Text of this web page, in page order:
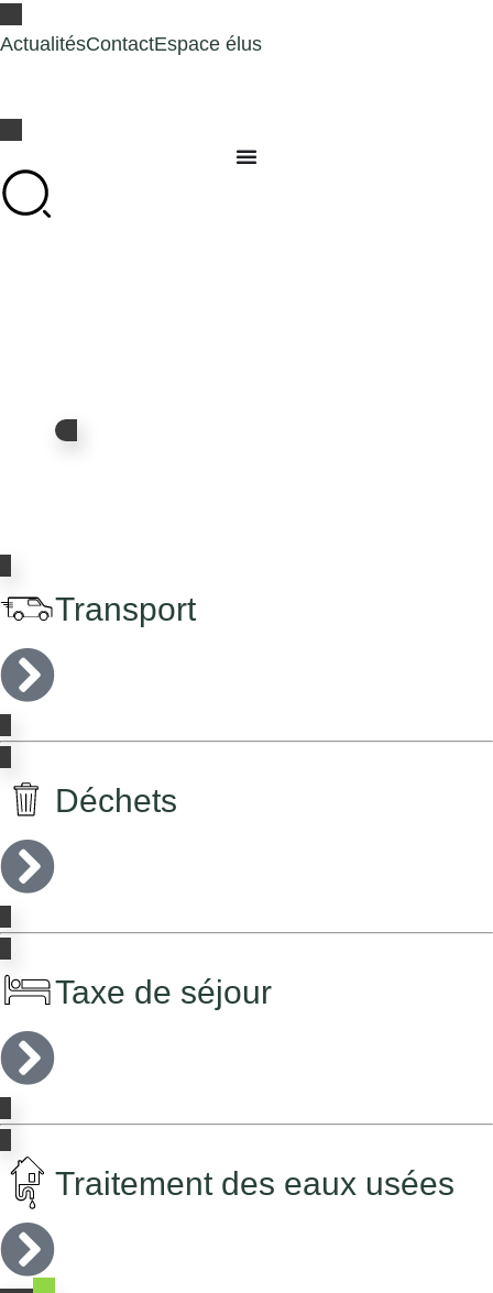
ActualitésContactEspace élus
Transport
Déchets
Taxe de séjour
Traitement des eaux usées